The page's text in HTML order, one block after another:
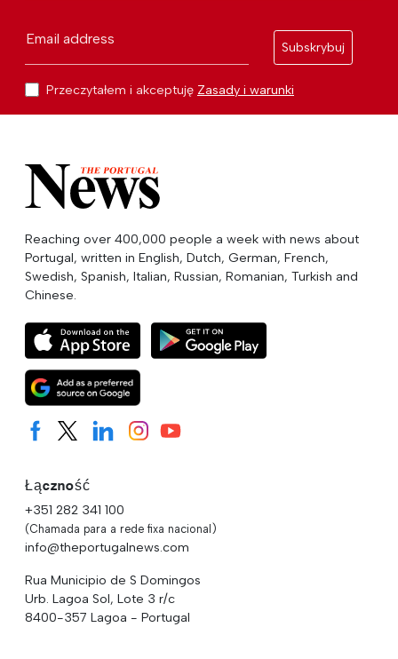
Email address
Subskrybuj
Przeczytałem i akceptuję Zasady i warunki
Reaching over 400,000 people a week with news about
Portugal, written in English, Dutch, German, French,
Swedish, Spanish, Italian, Russian, Romanian, Turkish and
Chinese.
Łączność
+351 282 341 100
(Chamada para a rede fixa nacional)
info@theportugalnews.com
Rua Municipio de S Domingos
Urb. Lagoa Sol, Lote 3 r/c
8400-357 Lagoa - Portugal